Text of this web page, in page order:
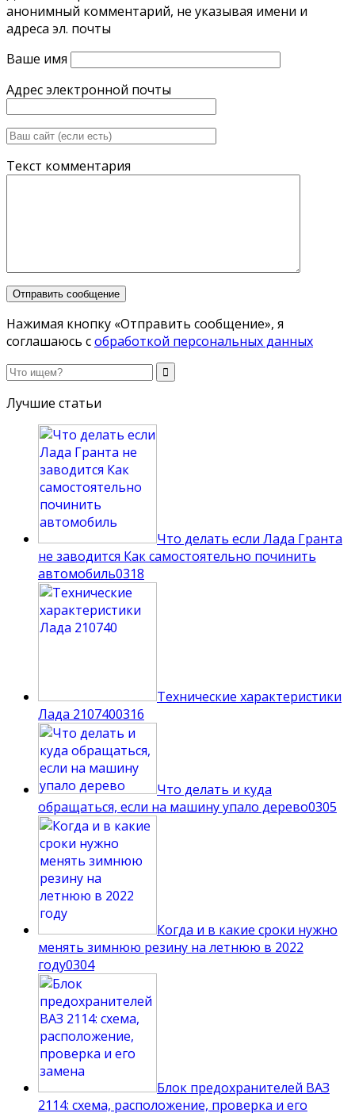
анонимный комментарий, не указывая имени и
адреса эл. почты
Ваше имя
Адрес электронной почты
Текст комментария
Нажимая кнопку «Отправить сообщение», я
соглашаюсь собработкой персональных данных
Лучшие статьи
Что делать если Лада Гранта
не заводится Как самостоятельно починить
автомобиль0318
Технические характеристики
Лада 2107400316
Что делать и куда
обращаться, если на машину упало дерево0305
Когда и в какие сроки нужно
менять зимнюю резину на летнюю в 2022
году0304
Блок предохранителей ВАЗ
2114: схема, расположение, проверка и его